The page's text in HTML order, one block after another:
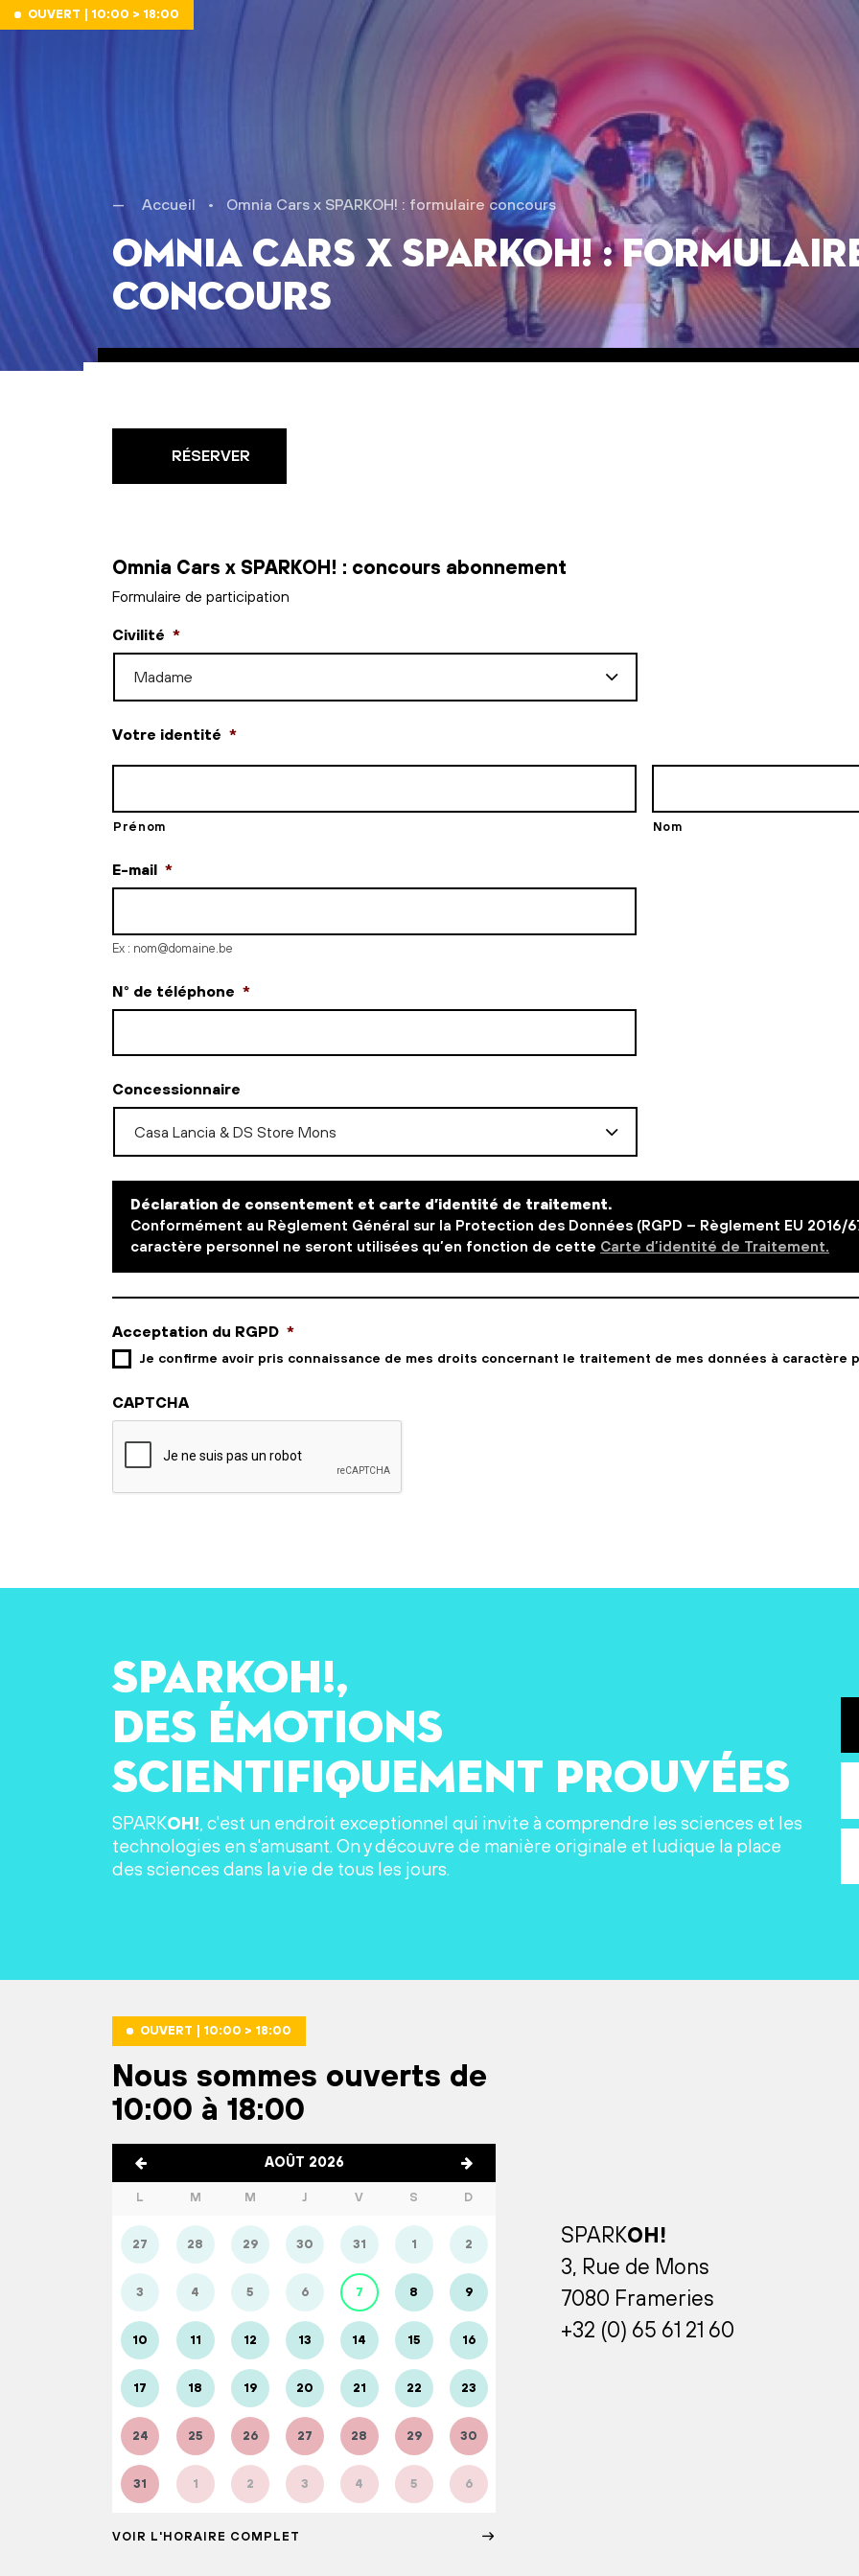
Aller au contenu
OUVERT | 10:00 > 18:00
Omnia Cars x SPARKOH! :
concours
Accueil • Omnia Cars x SPARKOH! : formulaire concours
RÉSERVER
Omnia Cars x SPARKOH! : concours abonnement
Formulaire de participation
Civilité *
Votre identité *
Prénom Nom
E-mail *
Ex : nom@domaine.be
N° de téléphone *
Concessionnaire
Déclaration de consentement et carte d’identité de traitement.
Conformément au Règlement Général sur la Protection des Données (RGPD – Règlement EU 2016/
caractère personnel ne seront utilisées qu’en fonction de cette Carte d’identité de Traitement.
Acceptation du RGPD *
Je confirme avoir pris connaissance de mes droits concernant le traitement de mes données à caractère
CAPTCHA
SPARKOH!,
des émotions
scientifiquement prouvées
SPARKOH!, c'est un endroit exceptionnel qui invite à comprendre les sciences et les
technologies en s'amusant. On y découvre de manière originale et ludique la place
des sciences dans la vie de tous les jours.
OUVERT | 10:00 > 18:00
Nous sommes ouverts de
10:00 à 18:00
AOÛT 2026
L M M J V S D
27 28 29 30 31 1 2
3 4 5 6 7 8 9
10 11 12 13 14 15 16
17 18 19 20 21 22 23
24 25 26 27 28 29 30
31 1 2 3 4 5 6
VOIR L'HORAIRE COMPLET
SPARKOH!
3, Rue de Mons
7080 Frameries
+32 (0) 65 61 21 60